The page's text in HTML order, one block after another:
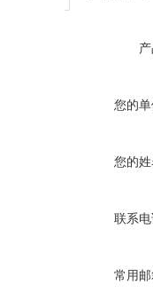
产
您的单
您的姓
联系电
常用邮